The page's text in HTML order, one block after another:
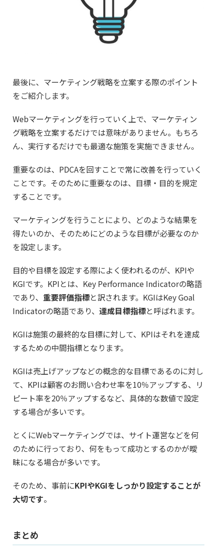
最後に、マーケティング戦略を立案する際のポイント
をご紹介します。
Webマーケティングを行っていく上で、マーケティン
グ戦略を立案するだけでは意味がありません。もちろ
ん、実行するだけでも最適な施策を実施できません。
重要なのは、PDCAを回すことで常に改善を行っていく
ことです。そのために重要なのは、目標・目的を規定
することです。
マーケティングを行うことにより、どのような結果を
得たいのか、そのためにどのような目標が必要なのか
を設定します。
目的や目標を設定する際によく使われるのが、KPIや
KGIです。KPIとは、Key Performance Indicatorの略語
であり、 重要評価指標と訳されます。KGIはKey Goal
Indicatorの略語であり、 達成目標指標と呼ばれます。
KGIは施策の最終的な目標に対して、KPIはそれを達成
するための中間指標となります。
KGIは売上げアップなどの概念的な目標であるのに対し
て、KPIは顧客のお問い合わせ率を10％アップする、リ
ピート率を20％アップするなど、具体的な数値で設定
する場合が多いです。
とくにWebマーケティングでは、サイト運営などを何
のために行っており、何をもって成功とするのかが曖
昧になる場合が多いです。
そのため、事前にKPIやKGIをしっかり設定することが
大切です。
まとめ